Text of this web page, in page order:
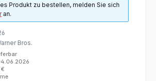
Produkt zu bestellen, melden Sie sich
an.
Bros.
€